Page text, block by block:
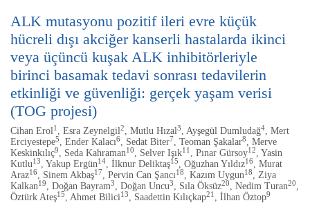
ALK mutasyonu pozitif ileri evre küçük
hücreli dışı akciğer kanserli hastalarda ikinci
veya üçüncü kuşak ALK inhibitörleriyle
birinci basamak tedavi sonrası tedavilerin
etkinliği ve güvenliği: gerçek yaşam verisi
(TOG projesi)
Cihan Erol 1 , Esra Zeynelgil2 , Mutlu Hızal3 , Ayşegül Dumludağ4
, Mert
Erciyestepe5 , Ender Kalacı6 , Sedat Biter7 , Teoman Şakalar8
, Merve
Keskinkılıç9 , Seda Kahraman10 , Selver Işık11 , Pınar Gürsoy12
, Yasin
Kutlu13 , Yakup Ergün14 , İlknur Deliktaş15 , Oğuzhan Yıldız16
, Murat
Araz16 , Sinem Akbaş17 , Pervin Can Şancı18 , Kazım Uygun18
, Ziya
Kalkan19 , Doğan Bayram3 , Doğan Uncu3 , Sıla Öksüz20 , Nedim Turan20
Öztürk Ateş15 , Ahmet Bilici13 , Saadettin Kılıçkap21 , İlhan Öztop9